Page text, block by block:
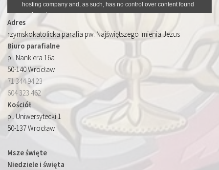
Adres
rzymskokatolicka parafia pw. Najświętszego Imienia Jezus
Biuro parafialne
pl. Nankiera 16a
50-140 Wrocław
71 344 94 23
604 323 462
Kościół
pl. Uniwersytecki 1
50-137 Wrocław
Msze święte
Niedziele i święta